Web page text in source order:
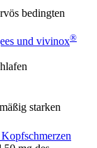
bedingten
und vivinox®
starken